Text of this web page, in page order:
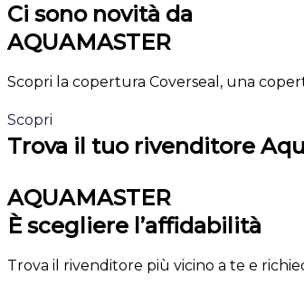
Ci sono novità da
AQUAMASTER
Scopri la copertura Coverseal, una
Scopri
Trova il tuo rivenditore
AQUAMASTER
È scegliere l’affidabilità
Trova il rivenditore più vicino a te e